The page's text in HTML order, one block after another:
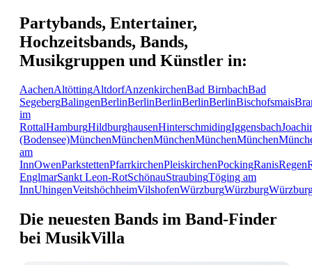
Partybands, Entertainer,
Hochzeitsbands, Bands,
Musikgruppen und Künstler in:
AachenAltöttingAltdorfAnzenkirchenBad BirnbachBad
SegebergBalingenBerlinBerlinBerlinBerlinBerlinBischofsmais
im
RottalHamburgHildburghausenHinterschmidingIggensbach
(Bodensee)MünchenMünchenMünchenMünchenMünchen
am
InnOwenParkstettenPfarrkirchenPleiskirchenPockingRanisRegen
EnglmarSankt Leon-RotSchönauStraubingTöging am
InnUhingenVeitshöchheimVilshofenWürzburgWürzburg
Die neuesten Bands im Band-Finder
bei MusikVilla